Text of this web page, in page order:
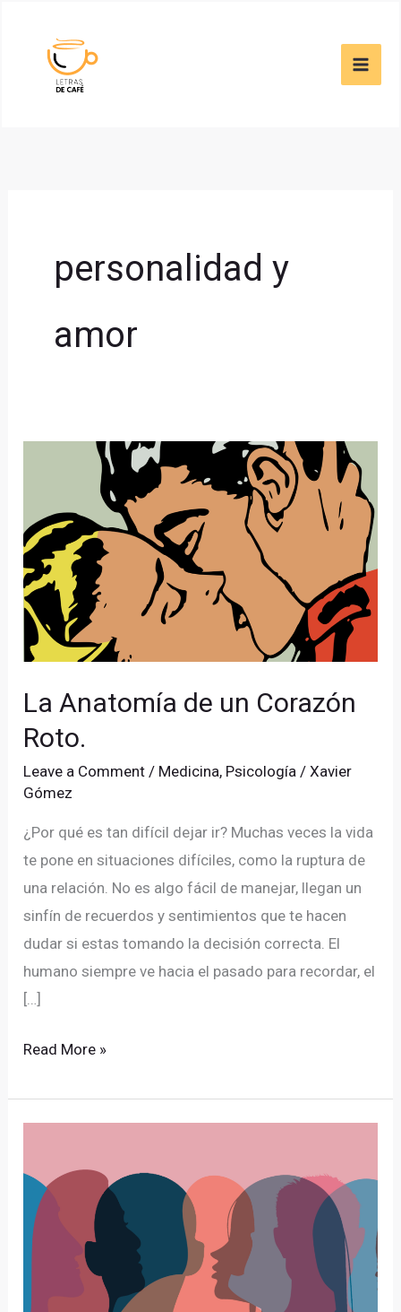
content
personalidad y
amor
La Anatomía de un Corazón
Roto.
Leave a Comment / Medicina, Psicología /Xavier
Gómez
¿Por qué es tan difícil dejar ir? Muchas veces la vida
te pone en situaciones difíciles, como la ruptura de
una relación. No es algo fácil de manejar, llegan un
sinfín de recuerdos y sentimientos que te hacen
dudar si estas tomando la decisión correcta. El
humano siempre ve hacia el pasado para recordar, el
[…]
un
Corazón
Roto.
Read More »
la
personalidad